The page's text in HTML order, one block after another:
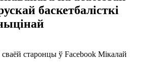
баскетбалісткі
сваёй старонцы ў Facebook Мікалай